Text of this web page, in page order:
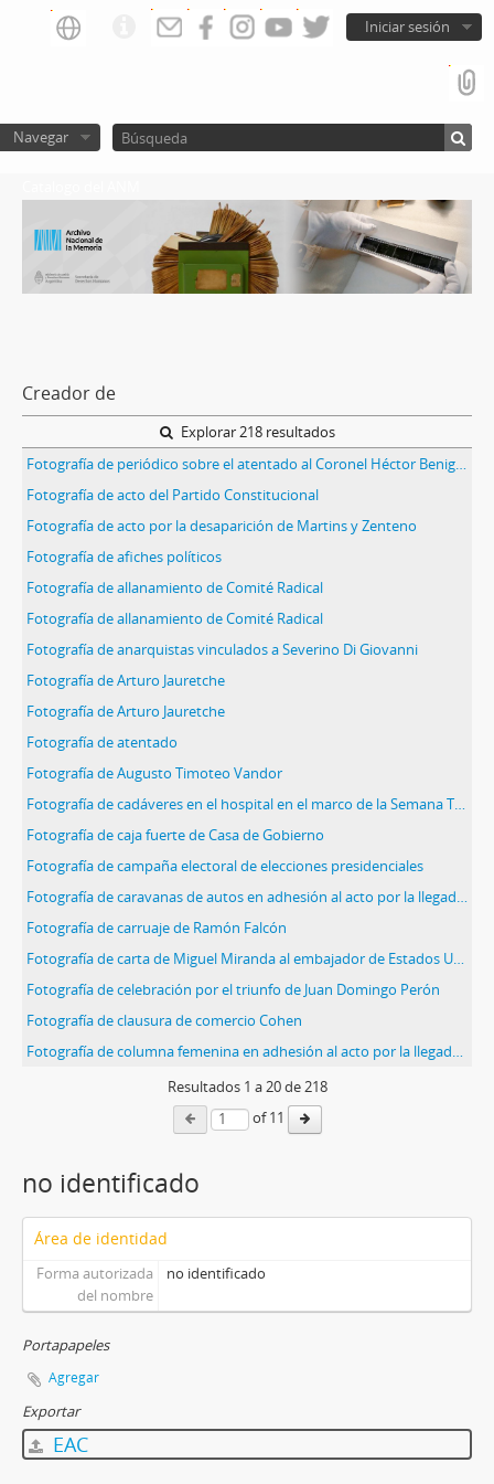
Iniciar sesión
Navegar
Creador de
Explorar 218 resultados
Fotografía de periódico sobre el atentado al Coronel Héctor Benigno Varela
Fotografía de acto del Partido Constitucional
Fotografía de acto por la desaparición de Martins y Zenteno
Fotografía de afiches políticos
Fotografía de allanamiento de Comité Radical
Fotografía de allanamiento de Comité Radical
Fotografía de anarquistas vinculados a Severino Di Giovanni
Fotografía de Arturo Jauretche
Fotografía de Arturo Jauretche
Fotografía de atentado
Fotografía de Augusto Timoteo Vandor
Fotografía de cadáveres en el hospital en el marco de la Semana Trágica
Fotografía de caja fuerte de Casa de Gobierno
Fotografía de campaña electoral de elecciones presidenciales
Fotografía de caravanas de autos en adhesión al acto por la llegada de Juan Domingo Perón a la Argentina
Fotografía de carruaje de Ramón Falcón
Fotografía de carta de Miguel Miranda al embajador de Estados Unidos
Fotografía de celebración por el triunfo de Juan Domingo Perón
Fotografía de clausura de comercio Cohen
Fotografía de columna femenina en adhesión al acto por la llegada de Juan Domingo Perón a la Argentina
Resultados 1 a20de 218
of 11
no identificado
Área de identidad
Forma autorizada
del nombre
no identificado
Portapapeles
Agregar
Exportar
EAC